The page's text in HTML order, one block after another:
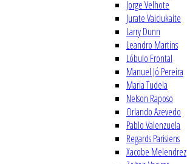
Jorge Velhote
Jurate Vaiciukaite
Larry Dunn
Leandro Martins
Lóbulo Frontal
Manuel Jó Pereira
Maria Tudela
Nelson Raposo
Orlando Azevedo
Pablo Valenzuela
Regards Parisiens
Xacobe Melendrez